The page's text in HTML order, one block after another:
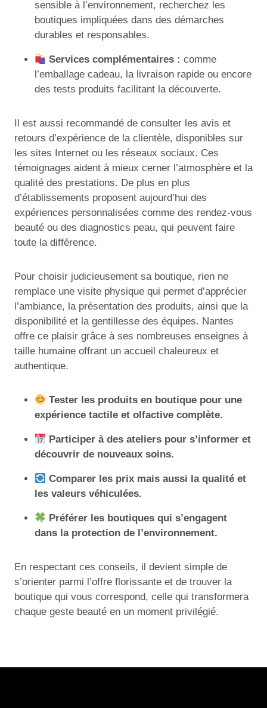
sensible à l’environnement, recherchez les
boutiques impliquées dans des démarches
durables et responsables.
Services complémentaires : comme
l’emballage cadeau, la livraison rapide ou encore
des tests produits facilitant la découverte.
Il est aussi recommandé de consulter les avis et
retours d’expérience de la clientèle, disponibles sur
les sites Internet ou les réseaux sociaux. Ces
témoignages aident à mieux cerner l’atmosphère et la
qualité des prestations. De plus en plus
d’établissements proposent aujourd’hui des
expériences personnalisées comme des rendez-vous
beauté ou des diagnostics peau, qui peuvent faire
toute la différence.
Pour choisir judicieusement sa boutique, rien ne
remplace une visite physique qui permet d’apprécier
l’ambiance, la présentation des produits, ainsi que la
disponibilité et la gentillesse des équipes. Nantes
offre ce plaisir grâce à ses nombreuses enseignes à
taille humaine offrant un accueil chaleureux et
authentique.
Tester les produits en boutique pour une
expérience tactile et olfactive complète.
Participer à des ateliers pour s’informer et
découvrir de nouveaux soins.
Comparer les prix mais aussi la qualité et
les valeurs véhiculées.
Préférer les boutiques qui s’engagent
dans la protection de l’environnement.
En respectant ces conseils, il devient simple de
s’orienter parmi l’offre florissante et de trouver la
boutique qui vous correspond, celle qui transformera
chaque geste beauté en un moment privilégié.